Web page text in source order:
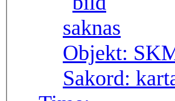
Objekt:
Sakord: